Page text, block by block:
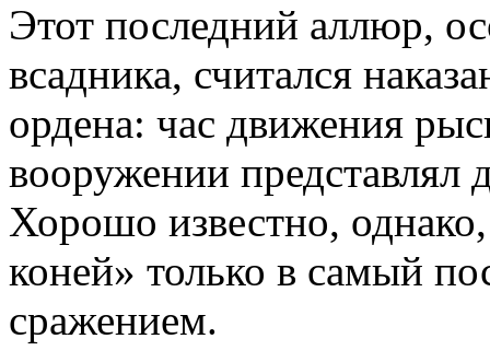
Этот последний аллюр,
всадника, считался
ордена: час движения
вооружении
Хорошо известно,
коней» только в самый
сражением.